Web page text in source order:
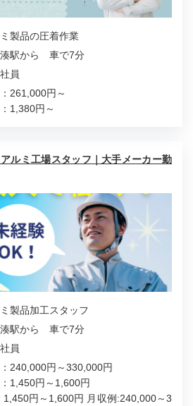
製品の圧着作業
駅から 車で7分
員
261,000円～
1,380円～
ルミ工場スタッフ｜大手メーカー勤
製品加工スタッフ
駅から 車で7分
員
240,000円～330,000円
1,450円～1,600円
1,450円～1,600円 月収例:240,000～3